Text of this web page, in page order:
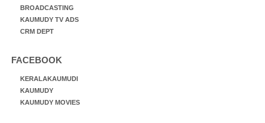
BROADCASTING
KAUMUDY TV ADS
CRM DEPT
FACEBOOK
KERALAKAUMUDI
KAUMUDY
KAUMUDY MOVIES